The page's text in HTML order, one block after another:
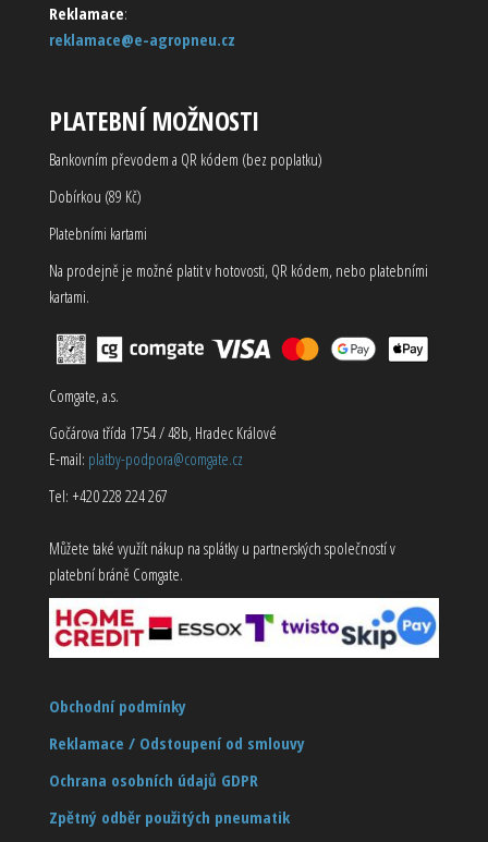
Reklamace:
reklamace@e-agropneu.cz
PLATEBNÍ MOŽNOSTI
Bankovním převodem a QR kódem (bez poplatku)
Dobírkou (89 Kč)
Platebními kartami
Na prodejně je možné platit v hotovosti, QR kódem, nebo platebními
kartami.
Comgate, a.s.
Gočárova třída 1754 / 48b, Hradec Králové
E-mail: platby-podpora@comgate.cz
Tel: +420 228 224 267
Můžete také využít nákup na splátky u partnerských společností v
platební bráně Comgate.
Obchodní podmínky
Reklamace / Odstoupení od smlouvy
Ochrana osobních údajů GDPR
Zpětný odběr použitých pneumatik